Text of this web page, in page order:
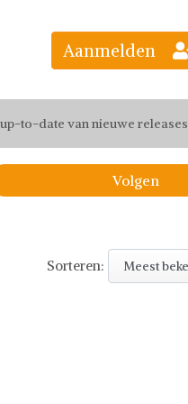
jouw favoriete looks
to-date van nieuwe releases
de leukste items met vrienden
Aanmelden
Volgen
Sorteren: